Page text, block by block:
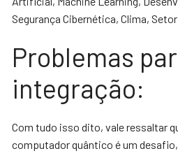
Segurança Cibernética, Clima,
Problemas
integração:
Com tudo isso dito, vale ressaltar
computador quântico é um